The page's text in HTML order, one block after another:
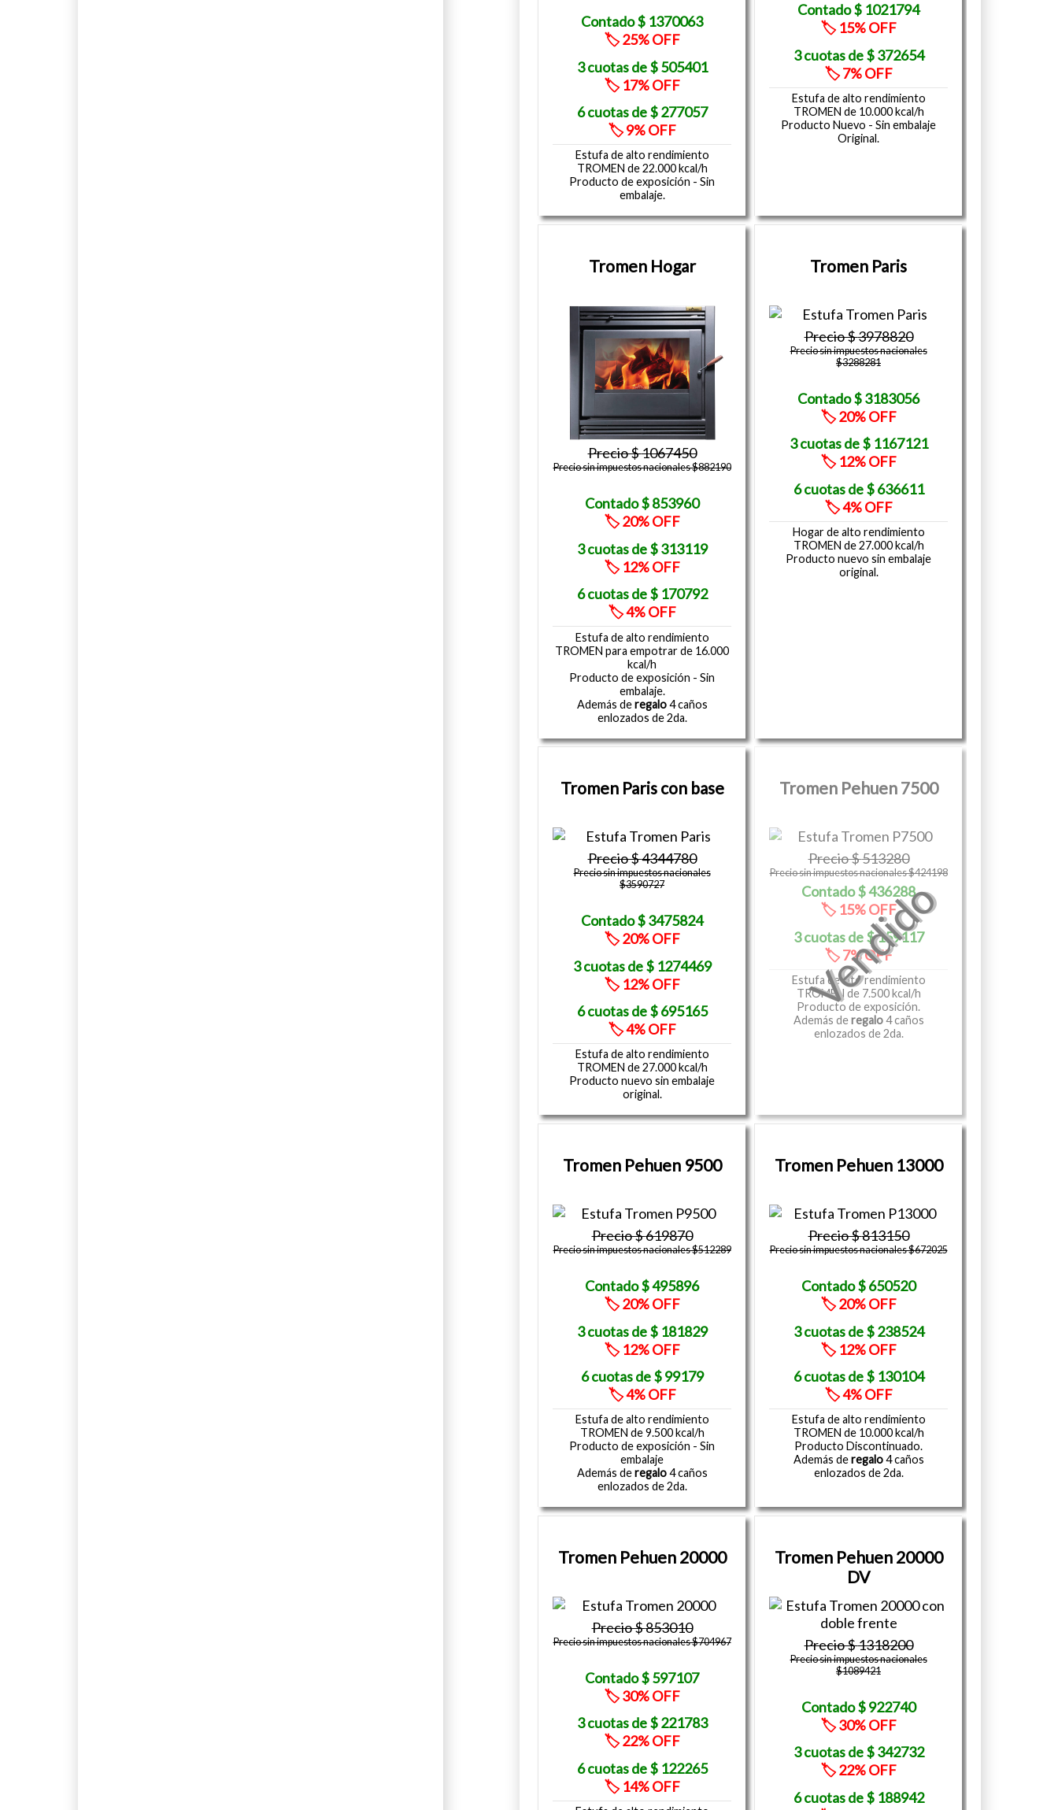
1370063
25
505401
17
277057
9
Estufa de alto rendimiento
TROMEN de 22.000 kcal/h
Producto de exposición - Sin
embalaje.
1021794
15
372654
7
Estufa de alto rendimiento
TROMEN de 10.000 kcal/h
Producto Nuevo - Sin embalaje
Original.
Tromen Hogar
1067450
Precio sin impuestos nacionales $882190
853960
20
313119
12
170792
4
Estufa de alto rendimiento
TROMEN para empotrar de 16.000
kcal/h
Producto de exposición - Sin
embalaje.
Además deregalo4 caños
enlozados de 2da.
Tromen Paris
3978820
Precio sin impuestos nacionales
$3288281
3183056
20
1167121
12
636611
4
Hogar de alto rendimiento
TROMEN de 27.000 kcal/h
Producto nuevo sin embalaje
original.
Tromen Paris con base
4344780
Precio sin impuestos nacionales
$3590727
3475824
20
1274469
12
695165
4
Estufa de alto rendimiento
TROMEN de 27.000 kcal/h
Producto nuevo sin embalaje
original.
Tromen Pehuen 7500
513280
Precio sin impuestos nacionales $424198
436288
15
159117
7
Estufa de alto rendimiento
TROMEN de 7.500 kcal/h
Producto de exposición.
Además deregalo4 caños
enlozados de 2da.
Tromen Pehuen 9500
619870
Precio sin impuestos nacionales $512289
495896
20
181829
12
99179
4
Estufa de alto rendimiento
TROMEN de 9.500 kcal/h
Producto de exposición - Sin
embalaje
Además deregalo4 caños
enlozados de 2da.
Tromen Pehuen 13000
813150
Precio sin impuestos nacionales $672025
650520
20
238524
12
130104
4
Estufa de alto rendimiento
TROMEN de 10.000 kcal/h
Producto Discontinuado.
Además deregalo4 caños
enlozados de 2da.
Tromen Pehuen 20000
853010
Precio sin impuestos nacionales $704967
597107
30
221783
22
122265
14
Tromen Pehuen 20000
DV
1318200
Precio sin impuestos nacionales
$1089421
922740
30
342732
22
188942